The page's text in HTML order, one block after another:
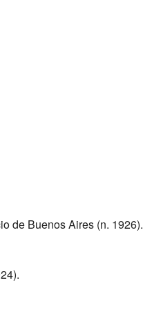
de Buenos Aires (n. 1926).